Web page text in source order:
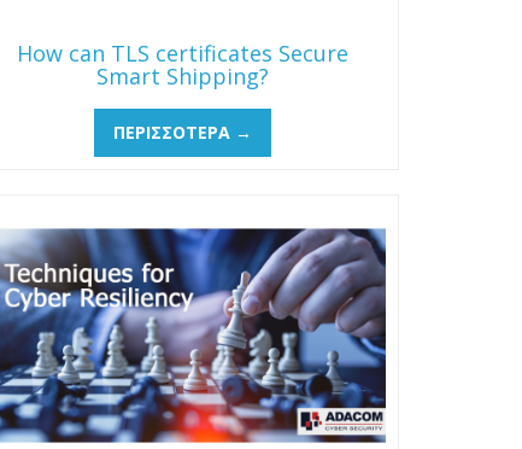
How can TLS certificates Secure
Smart Shipping?
ΠΕΡΙΣΣΌΤΕΡΑ →